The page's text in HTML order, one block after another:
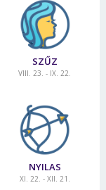
SZŰZ
VIII. 23. - IX. 22.
NYILAS
XI. 22. - XII. 21.